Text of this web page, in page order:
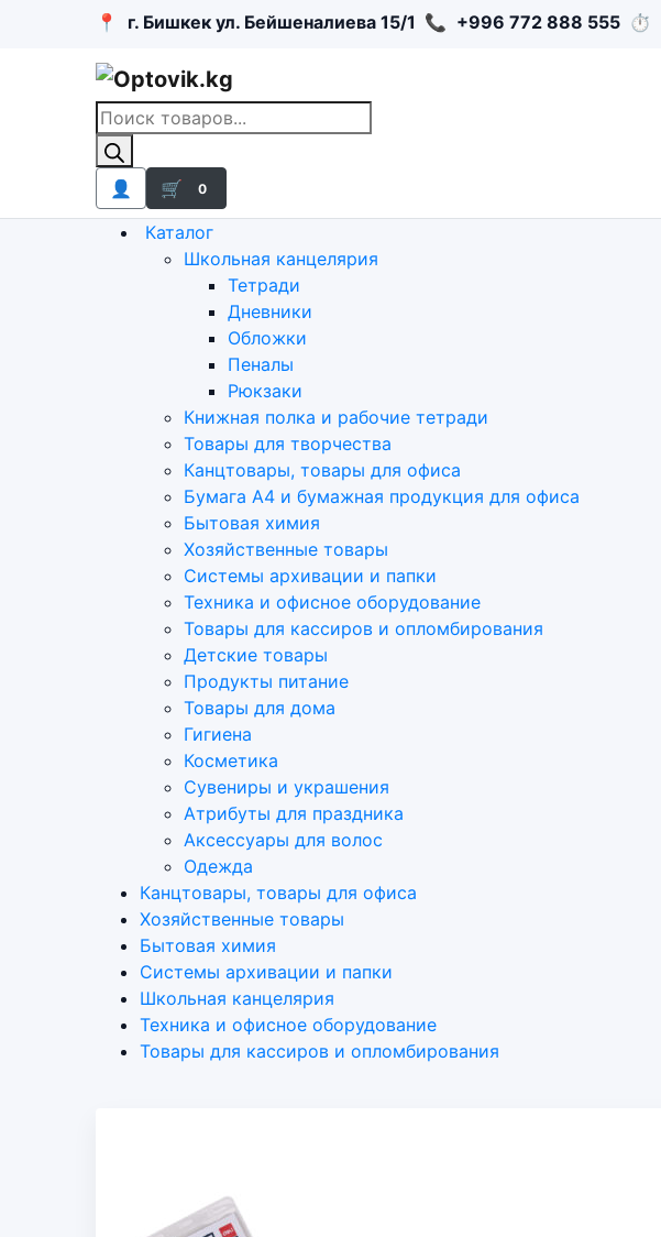
📍 г. Бишкек ул. Бейшеналиева 15/1 📞 +996 772 888 555 ⏱
Поиск
товаров
👤 🛒 0
Каталог
Школьная канцелярия
Тетради
Дневники
Обложки
Пеналы
Рюкзаки
Книжная полка и рабочие тетради
Товары для творчества
Канцтовары, товары для офиса
Бумага А4 и бумажная продукция для офиса
Бытовая химия
Хозяйственные товары
Системы архивации и папки
Техника и офисное оборудование
Товары для кассиров и опломбирования
Детские товары
Продукты питание
Товары для дома
Гигиена
Косметика
Сувениры и украшения
Атрибуты для праздника
Аксеcсуары для волос
Одежда
Канцтовары, товары для офиса
Хозяйственные товары
Бытовая химия
Системы архивации и папки
Школьная канцелярия
Техника и офисное оборудование
Товары для кассиров и опломбирования